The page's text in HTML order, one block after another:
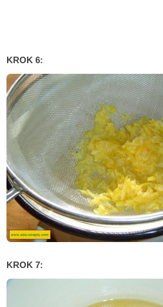
KROK 6:
KROK 7: